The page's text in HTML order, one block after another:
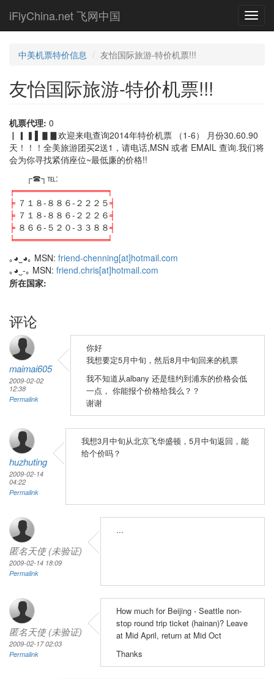
main
iFlyChina.net 飞网中国
中美机票特价信息 友怡国际旅游-特价机票!!!
友怡国际旅游-特价机票!!!
机票代理: 0
▏▎▍▌▋▊欢迎来电查询2014年特价机票 （1-6） 月份30.60.90
天！！！全美旅游团买2送1，请电话,MSN 或者 EMAIL 查询.我们将
会为你寻找紧俏座位~最低廉的价格!!
┌☎┐℡:
╒═══════════════╕
╞ ７１８-８８６-２２２５╡
╞ ７１８-８８６-２２２６╡
╞ ８６６-５２０-３３８８╡
╘═══════════════╛
｡◕‿◕｡ MSN: friend-chenning[at]hotmail.com
｡◕‿-｡ MSN: friend.chris[at]hotmail.com
所在国家:
评论
maimai605
2009-02-02
12:38
Permalink
你好
我想要定5月中旬，然后8月中旬回来的机票
我不知道从albany 还是纽约到浦东的价格会低
一点， 你能报个价格给我么？？
谢谢
huzhuting
2009-02-14
04:22
Permalink
我想3月中旬从北京飞华盛顿，5月中旬返回，能
给个价吗？
匿名天使 (未验证)
2009-02-14 18:09
Permalink
...
匿名天使 (未验证)
2009-02-17 02:03
Permalink
How much for Beijing - Seattle non-
stop round trip ticket (hainan)? Leave
at Mid April, return at Mid Oct
Thanks